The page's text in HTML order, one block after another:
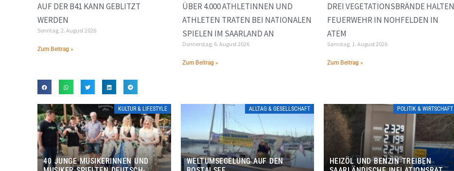
AUF DER B41 KANN GEBLITZT
WERDEN
Sonntag, 2. August 2026
Zum Beitrag »
ÜBER 4.000 ATHLETINNEN UND
ATHLETEN TRATEN BEI NATIONALEN
SPIELEN IM SAARLAND AN
Donnerstag, 6. August 2026
Zum Beitrag »
DREI VEGETATIONSBRÄNDE HALTEN
FEUERWEHR IN NOHFELDEN IN
ATEM
Samstag, 1. August 2026
Zum Beitrag »
KULTUR & LIFESTYLE
40 JUNGE MUSIKERINNEN UND
ALLTAG & GESELLSCHAFT
WELTUMSEGELUNG AUF DEN
POLITIK & WIRTSCHAFT
HEIZÖL UND BENZIN TREIBEN